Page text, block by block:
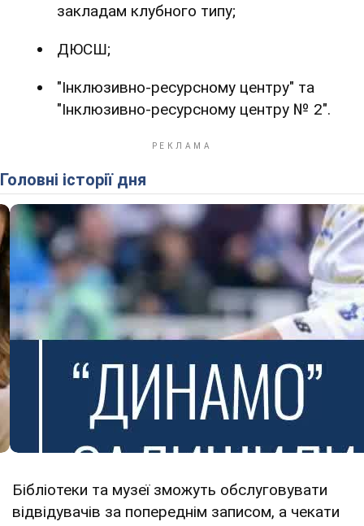
закладам клубного типу;
ДЮСШ;
"Інклюзивно-ресурсному центру" та
"Інклюзивно-ресурсному центру № 2".
Головні історії дня
Бібліотеки та музеї зможуть обслуговувати
відвідувачів за попереднім записом, а чекати